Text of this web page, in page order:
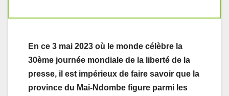
En ce 3 mai 2023 où le monde célèbre la
30ème journée mondiale de la liberté de la
presse, il est impérieux de faire savoir que la
province du Mai-Ndombe figure parmi les